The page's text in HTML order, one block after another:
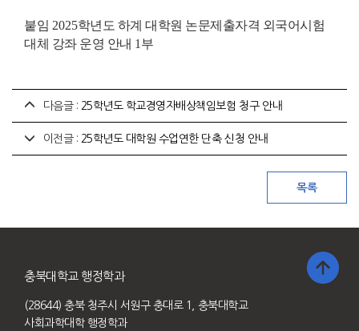
붙임 2025학년도 하계 대학원 논문제출자격 외국어시험
대체 강좌 운영 안내 1 부
다음글 : 25학년도 학교경영자배상책임보험 청구 안내
이전글 : 25학년도 대학원 수업연한 단축 신청 안내
충북대학교 행정학과
(28644) 충북 청주시 서원구 충대로 1, 충북대학교
사회과학대학 행정학과